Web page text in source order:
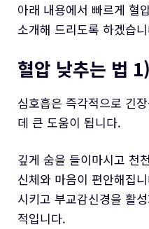
아래 내용에서 빠르게 혈
소개해 드리도록 하겠습
혈압 낮추는 법
심호흡은 즉각적으로 긴
데 큰 도움이 됩니다.
깊게 숨을 들이마시고 천
신체와 마음이 편안해집
시키고 부교감신경을 활
적입니다.